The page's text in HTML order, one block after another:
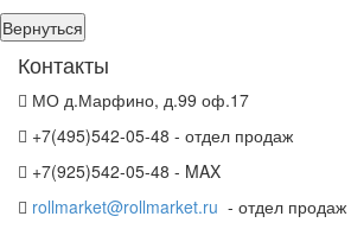
Контакты
МО д.Марфино, д.99 оф.17
+7(495)542-05-48 - отдел продаж
+7(925)542-05-48 - MAX
rollmarket@rollmarket.ru - отдел продаж